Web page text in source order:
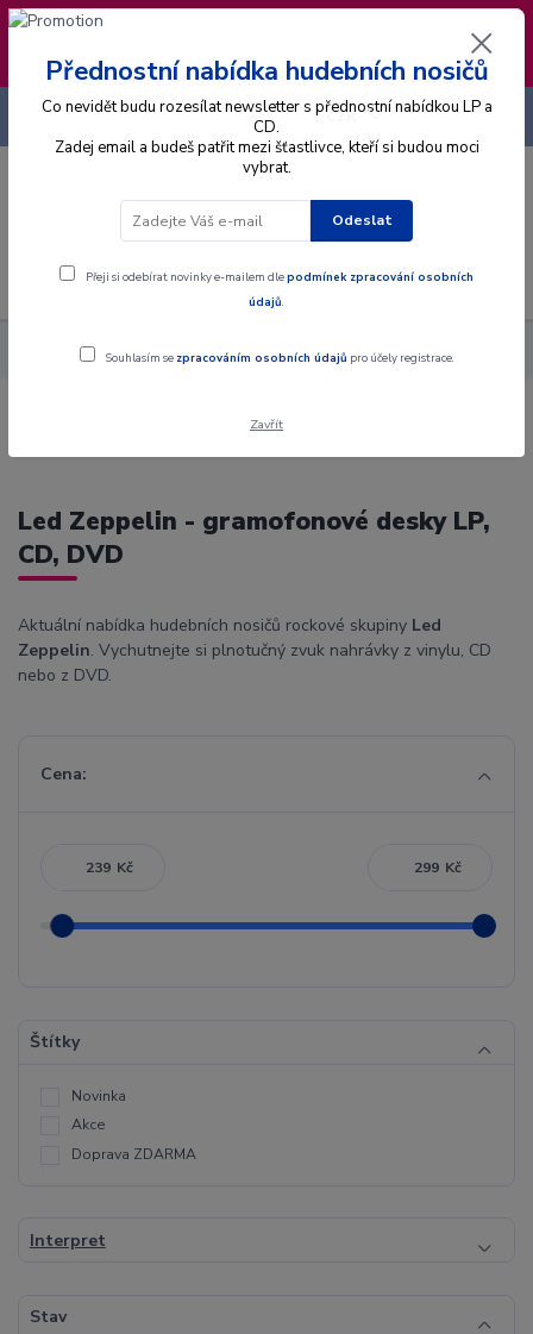
❣️ Od 4.8. do 13.8. čerpám dovolenou. Datum
expedice objednávek se posouvá na pátek
14.8.2026 🐋
Menu
CZK
+420 725 736 293
Interpret L Led Zeppelin
Led Zeppelin - gramofonové desky LP,
CD, DVD
Aktuální nabídka hudebních nosičů rockové skupiny Led
Zeppelin. Vychutnejte si plnotučný zvuk nahrávky z vinylu, CD
nebo z DVD.
Cena:
Kč Kč
Štítky
Novinka
Akce
Doprava ZDARMA
Interpret
Stav
Přednostní nabídka hudebních nosičů
Co nevidět budu rozesílat newsletter s přednostní nabídkou LP a
CD.
Zadej email a budeš patřit mezi šťastlivce, kteří si budou moci
vybrat.
Odeslat
Přeji si odebírat novinky e-mailem dlepodmínek zpracování osobních
údajů.
Souhlasím se zpracováním osobních údajů pro účely registrace.
Zavřít